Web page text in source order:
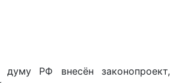
думу РФ внесён законопроект,